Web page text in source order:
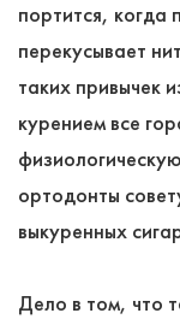
портится, когда
перекусывает
таких привычек
курением все
ортодонты
выкуренных
Дело в том, что